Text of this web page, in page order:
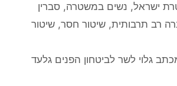
ישראל, נשים במשטרה,סברין
רב תרבותית, שיטור חסר, שיטור
גלוי לשר לביטחון הפנים גלעד